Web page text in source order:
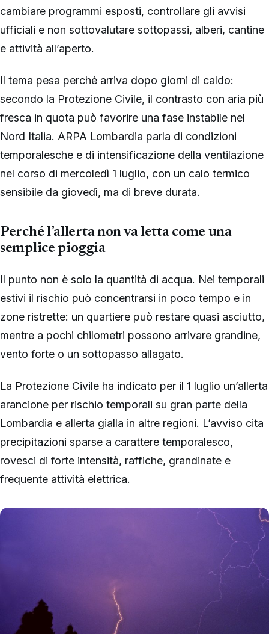
cambiare programmi esposti, controllare gli avvisi
ufficiali e non sottovalutare sottopassi, alberi, cantine
e attività all’aperto.
Il tema pesa perché arriva dopo giorni di caldo:
secondo la Protezione Civile, il contrasto con aria più
fresca in quota può favorire una fase instabile nel
Nord Italia. ARPA Lombardia parla di condizioni
temporalesche e di intensificazione della ventilazione
nel corso di mercoledì 1 luglio, con un calo termico
sensibile da giovedì, ma di breve durata.
Perché l’allerta non va letta come una
semplice pioggia
Il punto non è solo la quantità di acqua. Nei temporali
estivi il rischio può concentrarsi in poco tempo e in
zone ristrette: un quartiere può restare quasi asciutto,
mentre a pochi chilometri possono arrivare grandine,
vento forte o un sottopasso allagato.
La Protezione Civile ha indicato per il 1 luglio un’allerta
arancione per rischio temporali su gran parte della
Lombardia e allerta gialla in altre regioni. L’avviso cita
precipitazioni sparse a carattere temporalesco,
rovesci di forte intensità, raffiche, grandinate e
frequente attività elettrica.